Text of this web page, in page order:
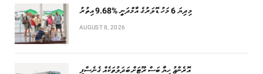
AUGUST 8, 2026
އޮރެންޖު ހިޔާ ބަސް ރޫޓަށް ބަދަލުތަކެއް ގެނެސްފި